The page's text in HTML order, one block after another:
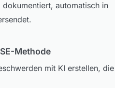
automatisch in
Methode
mit KI erstellen, die